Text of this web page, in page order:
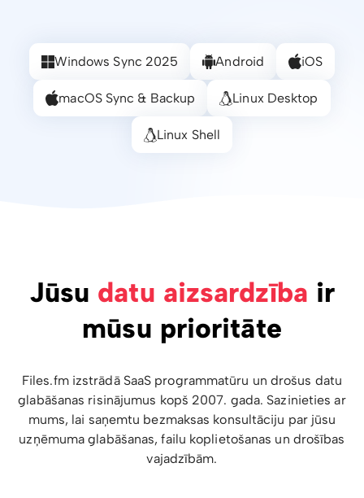
Windows Sync 2025 Android iOS
macOS Sync & Backup Linux Desktop
Linux Shell
Jūsu datu aizsardzība ir
mūsu prioritāte
Files.fm izstrādā SaaS programmatūru un drošus datu
glabāšanas risinājumus kopš 2007. gada. Sazinieties ar
mums, lai saņemtu bezmaksas konsultāciju par jūsu
uzņēmuma glabāšanas, failu koplietošanas un drošības
vajadzībām.